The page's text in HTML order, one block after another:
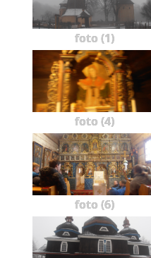
foto (1)
foto (4)
foto (6)